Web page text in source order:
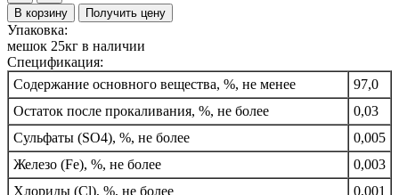
Фторид
аммония
97%
В корзину
Получить цену
Упаковка:
мешок 25кг в наличии
Спецификация:
Содержание основного вещества, %, не менее
97,0
Остаток после прокаливания, %, не более
0,03
Сульфаты (SO4), %, не более
0,005
Железо (Fe), %, не более
0,003
Хлориды (Cl), %, не более
0,001